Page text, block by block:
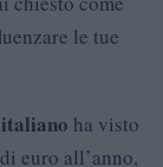
le tue
ha visto
euro all’anno,